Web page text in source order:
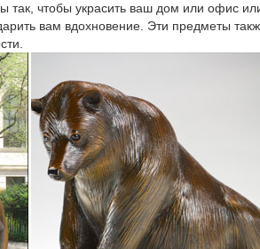
просмотр. Садовая фигура Спаниель с
US07703. 2 отзыва.
для украшения сада или
”Собака” (Pavone) 1 190 руб. 1 700 руб. -
подарком.Кроме того, статуэтки
так, чтобы украсить ваш дом или офис
вам вдохновение. Эти предметы